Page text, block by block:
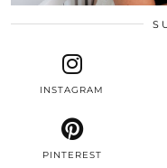
INSTAGRAM
PINTEREST